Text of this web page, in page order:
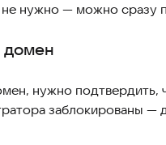
нужно — можно сразу
домен
нужно
заблокированы —